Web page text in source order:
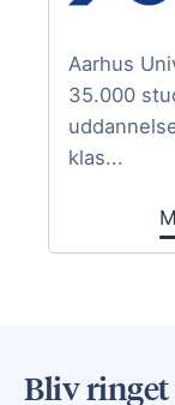
Aarhus
35.000
klas...
Bliv